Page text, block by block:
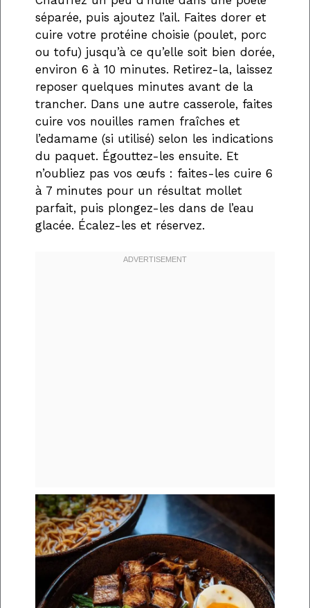
séparée, puis ajoutez l’ail. Faites dorer et
cuire votre protéine choisie (poulet, porc
ou tofu) jusqu’à ce qu’elle soit bien dorée,
environ 6 à 10 minutes. Retirez-la, laissez
reposer quelques minutes avant de la
trancher. Dans une autre casserole, faites
cuire vos nouilles ramen fraîches et
l’edamame (si utilisé) selon les indications
du paquet. Égouttez-les ensuite. Et
n’oubliez pas vos œufs : faites-les cuire 6
à 7 minutes pour un résultat mollet
parfait, puis plongez-les dans de l’eau
glacée. Écalez-les et réservez.